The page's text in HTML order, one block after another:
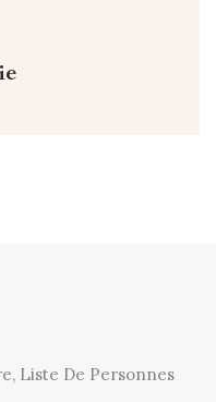
Liste De Personnes